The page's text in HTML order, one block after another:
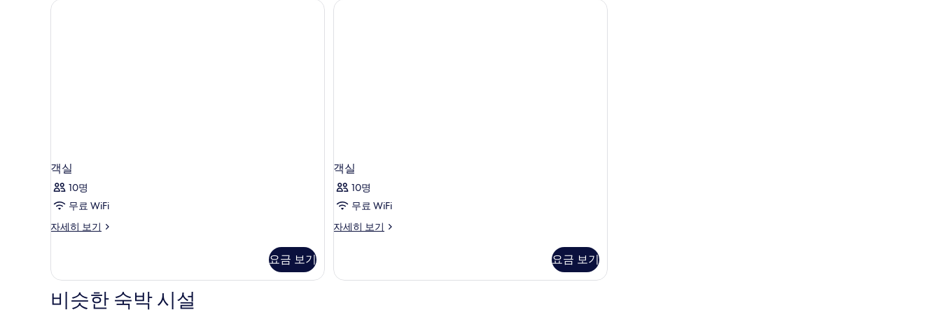
객실
10명
무료 WiFi
자세히 보기
객
히
기
요금 보기
객실
10명
무료 WiFi
자세히 보기
객
히
요금 보기
비슷한 숙박 시설